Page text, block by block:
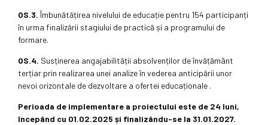
OS.3. Îmbunătățirea nivelului de educație pentru 154 participanți
în urma finalizării stagiului de practică și a programului de
formare.
OS.4. Susținerea angajabilității absolvenților de învățământ
terțiar prin realizarea unei analize în vederea anticipării unor
nevoi orizontale de dezvoltare a ofertei educaționale .
Perioada de implementare a proiectului este de 24 luni,
începând cu 01.02.2025 și finalizându-se la 31.01.2027.